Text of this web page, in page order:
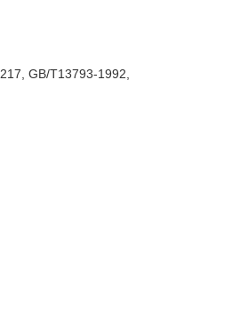
GB/T13793-1992,